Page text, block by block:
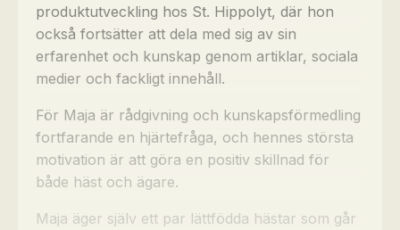
produktutveckling hos St. Hippolyt, där hon
också fortsätter att dela med sig av sin
erfarenhet och kunskap genom artiklar, sociala
medier och fackligt innehåll.
För Maja är rådgivning och kunskapsförmedling
fortfarande en hjärtefråga, och hennes största
motivation är att göra en positiv skillnad för
både häst och ägare.
Maja äger själv ett par lättfödda hästar som går